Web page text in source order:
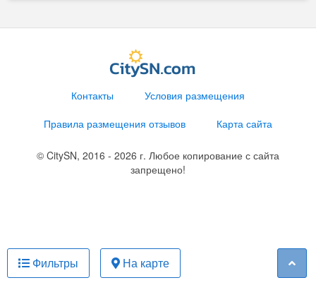
Фильтры На карте
Контакты
Условия размещения
Правила размещения отзывов
Карта сайта
© CitySN, 2016 - 2026 г. Любое копирование с сайта
запрещено!